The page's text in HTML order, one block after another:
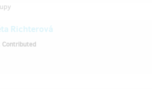
Richterová
Contributed